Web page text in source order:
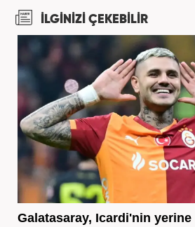
İLGİNİZİ ÇEKEBİLİR
Galatasaray, Icardi'nin yerine